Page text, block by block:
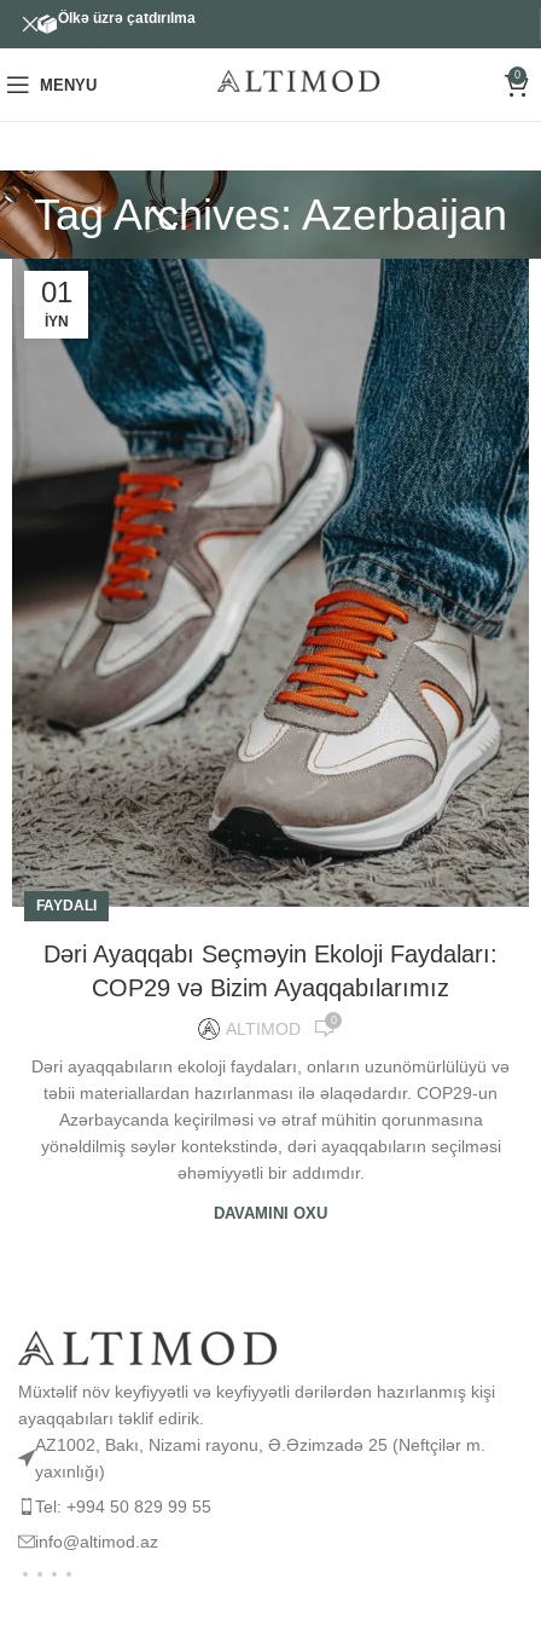
MENYU
0
Tag Archives: Azerbaijan
01
İYN
FAYDALI
Dəri Ayaqqabı Seçməyin Ekoloji Faydaları:
COP29 və Bizim Ayaqqabılarımız
ALTIMOD 0
Dəri ayaqqabıların ekoloji faydaları, onların uzunömürlülüyü və
təbii materiallardan hazırlanması ilə əlaqədardır. COP29-un
Azərbaycanda keçirilməsi və ətraf mühitin qorunmasına
yönəldilmiş səylər kontekstində, dəri ayaqqabıların seçilməsi
əhəmiyyətli bir addımdır.
DAVAMINI OXU
Müxtəlif növ keyfiyyətli və keyfiyyətli dərilərdən hazırlanmış kişi
ayaqqabıları təklif edirik.
AZ1002, Bakı, Nizami rayonu, Ə.Əzimzadə 25 (Neftçilər m.
yaxınlığı)
Tel: +994 50 829 99 55
info@altimod.az
Ölkə üzrə çatdırılma